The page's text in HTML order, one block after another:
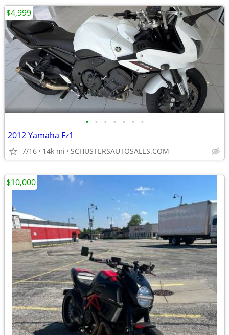
• • • • • • •
2012 Yamaha Fz1
7/16 14k mi SCHUSTERSAUTOSALES.COM
$4,999
$10,000